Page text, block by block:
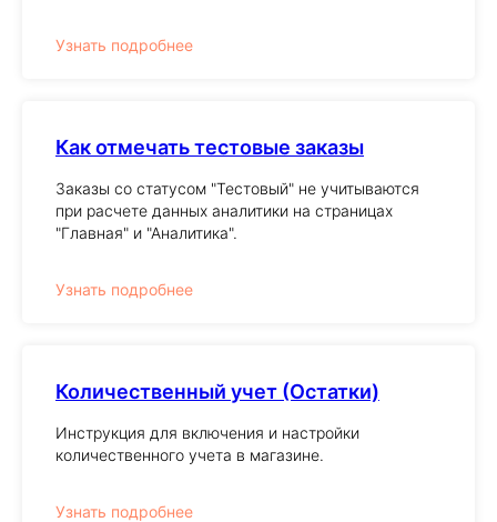
Узнать подробнее
Как отмечать тестовые заказы
Заказы со статусом "Тестовый" не учитываются
при расчете данных аналитики на страницах
"Главная" и "Аналитика".
Узнать подробнее
Количественный учет (Остатки)
Инструкция для включения и настройки
количественного учета в магазине.
Узнать подробнее